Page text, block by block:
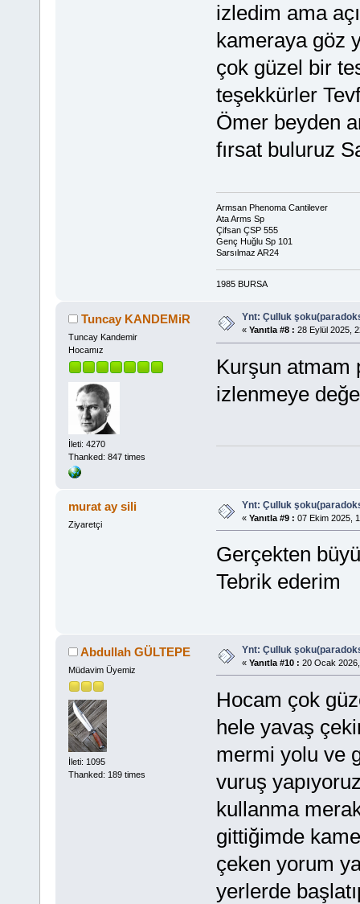
izledim ama
kameraya göz
çok güzel bir
teşekkürler
Ömer beyden
fırsat buluruz
Armsan Phenoma Cantilever
Ata Arms Sp
Çifsan ÇSP 555
Genç Huğlu Sp 101
Sarsılmaz AR24
1985 BURSA
Tuncay KANDEMiR
Tuncay Kandemir
Hocamız
İleti: 4270
Thanked: 847 times
Ynt: Çulluk
« Yanıtla #8 : 28 Eylül 2025,
Kurşun atmam
izlenmeye
murat ay sili
Ziyaretçi
Ynt: Çulluk
« Yanıtla #9 : 07 Ekim 2025,
Gerçekten
Tebrik ederim
Abdullah GÜLTEPE
Müdavim Üyemiz
İleti: 1095
Thanked: 189 times
Ynt: Çulluk
« Yanıtla #10 : 20 Ocak
Hocam çok
hele yavaş
mermi yolu ve
vuruş
kullanma
gittiğimde
çeken yorum
yerlerde